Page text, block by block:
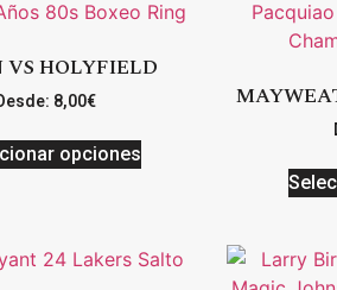
VS HOLYFIELD
8,00€
opciones